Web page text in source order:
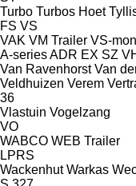
Turbo Turbos Hoet
FS VS
VAK VM Trailer VS-
A-seriesADR EX SZ
Van Ravenhorst Van
Veldhuizen Verem
36
Vlastuin Vogelzang
VO
WABCO WEB Trailer
LPRS
Wackenhut Warkas